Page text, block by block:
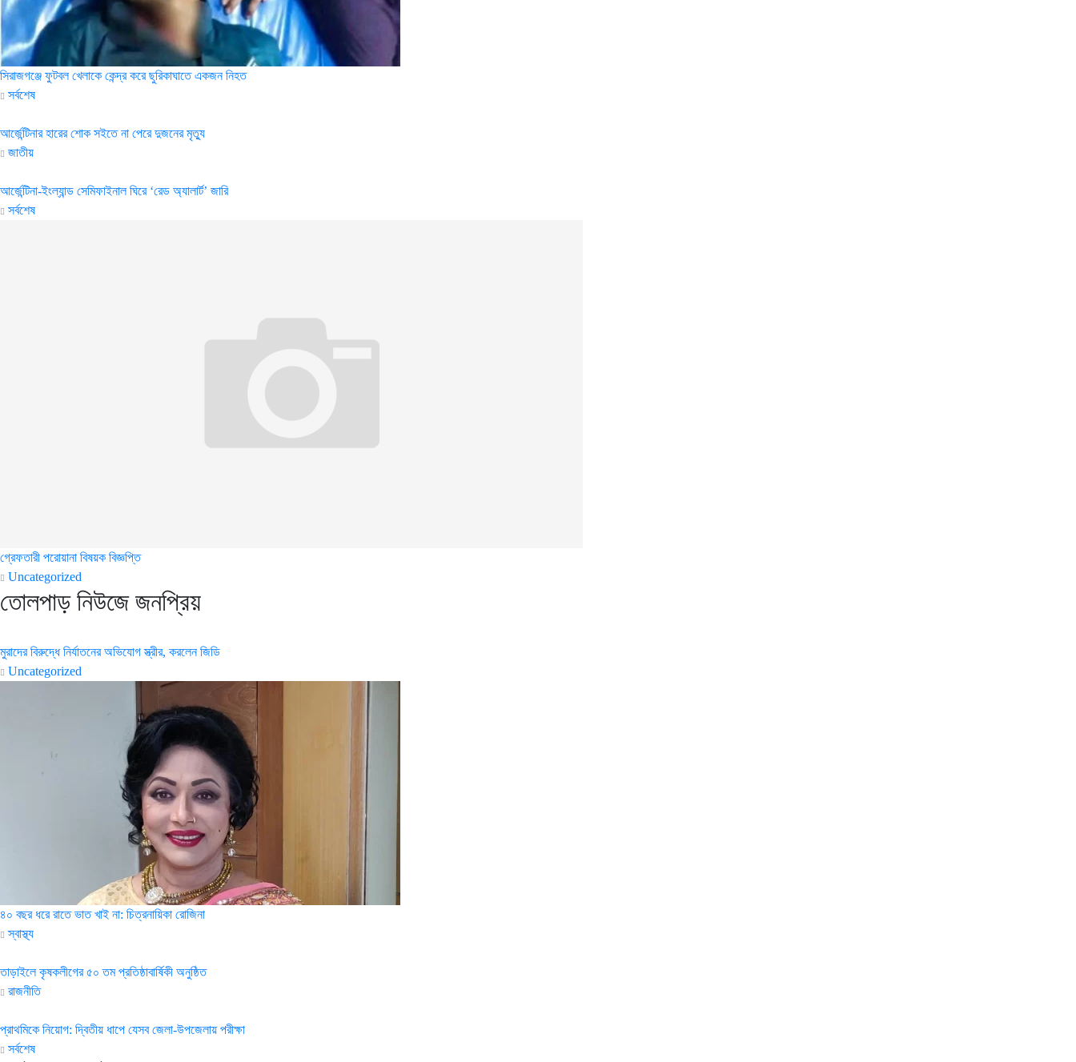
সিরাজগঞ্জে ফুটবল খেলাকে কেন্দ্র করে ছুরিকাঘাতে একজন নিহত
সর্বশেষ
আর্জেন্টিনার হারের শোক সইতে না পেরে দুজনের মৃত্যু
জাতীয়
আর্জেন্টিনা-ইংল্যান্ড সেমিফাইনাল ঘিরে ‘রেড অ্যালার্ট’ জারি
সর্বশেষ
গ্রেফতারী পরোয়ানা বিষয়ক বিজ্ঞপ্তি
Uncategorized
তোলপাড় নিউজে জনপ্রিয়
মুরাদের বিরুদ্ধে নির্যাতনের অভিযোগ স্ত্রীর, করলেন জিডি
Uncategorized
৪০ বছর ধরে রাতে ভাত খাই না: চিত্রনায়িকা রোজিনা
স্বাস্থ্য
তাড়াইলে কৃষকলীগের ৫০ তম প্রতিষ্ঠাবার্ষিকী অনুষ্ঠিত
রাজনীতি
প্রাথমিকে নিয়োগ: দ্বিতীয় ধাপে যেসব জেলা-উপজেলায় পরীক্ষা
সর্বশেষ